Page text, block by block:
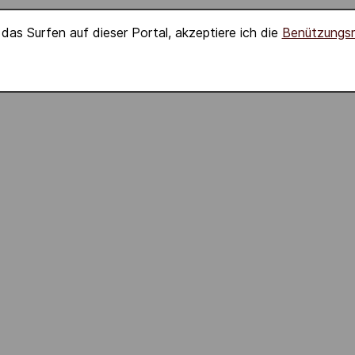
Surfen auf dieser Portal, akzeptiere ich die